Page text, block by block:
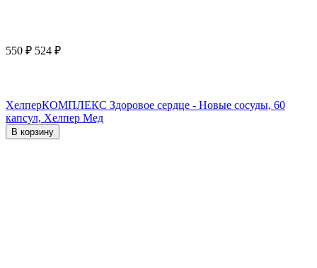
550 ₽ 524 ₽
ХелперКОМПЛЕКС Здоровое сердце - Новые сосуды, 60
капсул, Хелпер Мед
В корзину